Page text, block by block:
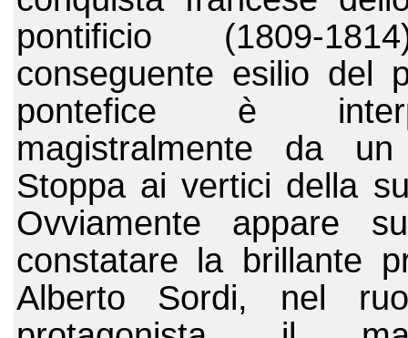
pontificio (1809-
conseguente esilio del
pontefice è
magistralmente da
Stoppa ai vertici della
Ovviamente appare
constatare la brillante
Alberto Sordi, nel